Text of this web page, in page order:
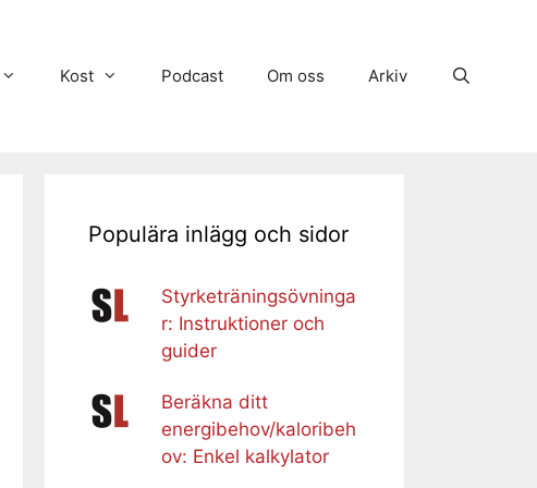
Kost Podcast Om oss Arkiv
Populära inlägg och sidor
Styrketräningsövninga
r: Instruktioner och
guider
Beräkna ditt
energibehov/kaloribeh
ov: Enkel kalkylator